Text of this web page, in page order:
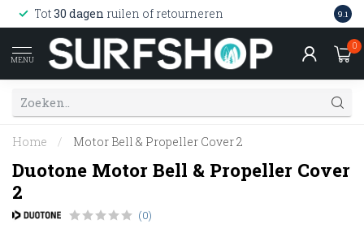
Tot30 dagen ruilen of retourneren 9.1
MENU
0
Home / Motor Bell & Propeller Cover 2
Duotone Motor Bell & Propeller Cover
2
(0)